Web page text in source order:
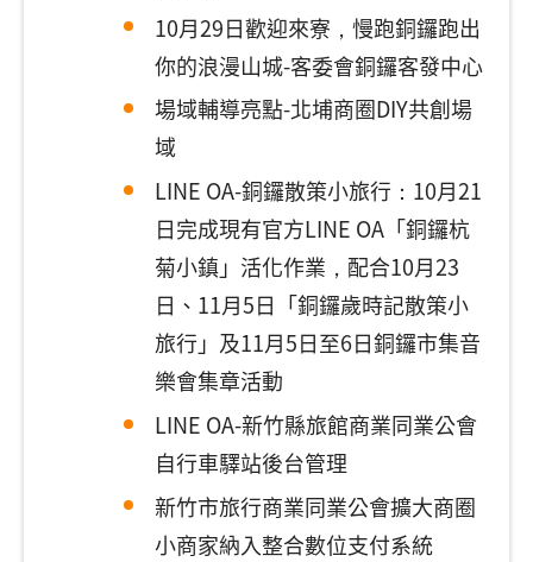
10月29日歡迎來寮，慢跑銅鑼跑出
你的浪漫山城-客委會銅鑼客發中心
場域輔導亮點-北埔商圈DIY共創場
域
LINE OA-銅鑼散策小旅行：10月21
日完成現有官方LINE OA「銅鑼杭
菊小鎮」活化作業，配合10月23
日、11月5日「銅鑼歲時記散策小
旅行」及11月5日至6日銅鑼市集音
樂會集章活動
LINE OA-新竹縣旅館商業同業公會
自行車驛站後台管理
新竹市旅行商業同業公會擴大商圈
小商家納入整合數位支付系統